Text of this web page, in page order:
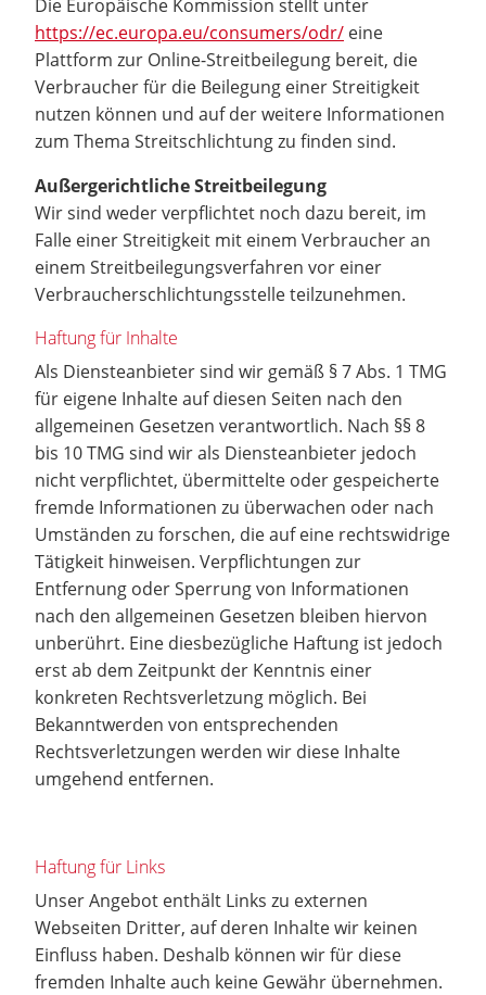
Die Europäische Kommission stellt unter
https://ec.europa.eu/consumers/odr/ eine
Plattform zur Online-Streitbeilegung bereit, die
Verbraucher für die Beilegung einer Streitigkeit
nutzen können und auf der weitere Informationen
zum Thema Streitschlichtung zu finden sind.
Außergerichtliche Streitbeilegung
Wir sind weder verpflichtet noch dazu bereit, im
Falle einer Streitigkeit mit einem Verbraucher an
einem Streitbeilegungsverfahren vor einer
Verbraucherschlichtungsstelle teilzunehmen.
Haftung für Inhalte
Als Diensteanbieter sind wir gemäß § 7 Abs. 1 TMG
für eigene Inhalte auf diesen Seiten nach den
allgemeinen Gesetzen verantwortlich. Nach §§ 8
bis 10 TMG sind wir als Diensteanbieter jedoch
nicht verpflichtet, übermittelte oder gespeicherte
fremde Informationen zu überwachen oder nach
Umständen zu forschen, die auf eine rechtswidrige
Tätigkeit hinweisen. Verpflichtungen zur
Entfernung oder Sperrung von Informationen
nach den allgemeinen Gesetzen bleiben hiervon
unberührt. Eine diesbezügliche Haftung ist jedoch
erst ab dem Zeitpunkt der Kenntnis einer
konkreten Rechtsverletzung möglich. Bei
Bekanntwerden von entsprechenden
Rechtsverletzungen werden wir diese Inhalte
umgehend entfernen.
Haftung für Links
Unser Angebot enthält Links zu externen
Webseiten Dritter, auf deren Inhalte wir keinen
Einfluss haben. Deshalb können wir für diese
fremden Inhalte auch keine Gewähr übernehmen.